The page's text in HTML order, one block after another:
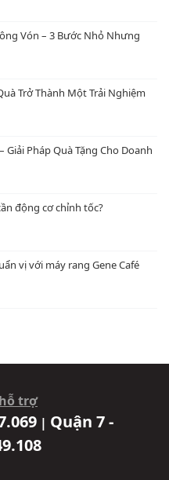
Vón – 3 Bước Nhỏ Nhưng
Trở Thành Một Trải Nghiệm
Giải Pháp Quà Tặng Cho Doanh
động cơ chỉnh tốc?
vị với máy rang Gene Café
trợ
| Quận 7 -